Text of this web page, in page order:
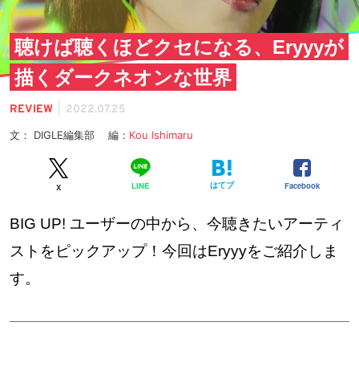
聴けば聴くほどクセになる、Eryyyが
描くダークネオンな世界
REVIEW 2022.07.25
文： DIGLE編集部 編： Kou Ishimaru
X LINE はてブ Facebook
BIG UP! ユーザーの中から、今聴きたいアーティ
ストをピックアップ！今回はEryyyをご紹介しま
す。